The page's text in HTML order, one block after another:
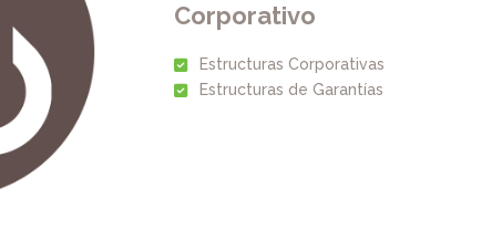
Corporativo
Estructuras Corporativas
Estructuras de Garantías